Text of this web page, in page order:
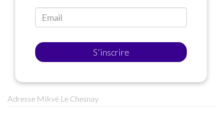
S'inscrire
Adresse Mikvé Le Chesnay